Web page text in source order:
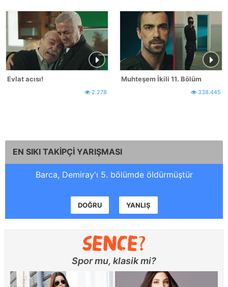
Evlat acısı!
2.278
Muhteşem İkili 11. Bölüm
338.445
EN SIKI TAKİPÇİ YARIŞMASI
Barca, Demiray'ı 5. bölümde öldürmüştür
DOĞRU YANLIŞ
Spor mu, klasik mi?